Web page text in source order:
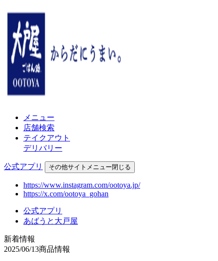
メニュー
店舗検索
テイクアウト
デリバリー
公式アプリ その他サイトメニュー閉じる
https://www.instagram.com/ootoya.jp/
https://x.com/ootoya_gohan
公式アプリ
あばうと大戸屋
新着情報
2025/06/13商品情報